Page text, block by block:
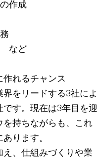
作成
など
れるチャンス
界をリードする3社によ
す。現在は3年目を迎
を持ちながらも、これ
ります。
え、仕組みづくりや業